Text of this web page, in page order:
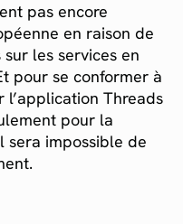
pas encore
en raison de
les services en
pour se conformer à
l’application Threads
pour la
sera impossible de